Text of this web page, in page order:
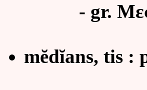
- gr.
mĕdĭans, tis :